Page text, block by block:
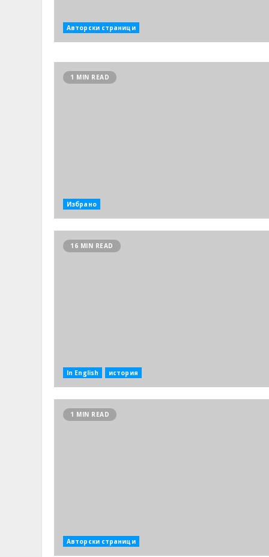
Авторски страници
1 MIN READ
Избрано
16 MIN READ
In English история
1 MIN READ
Авторски страници